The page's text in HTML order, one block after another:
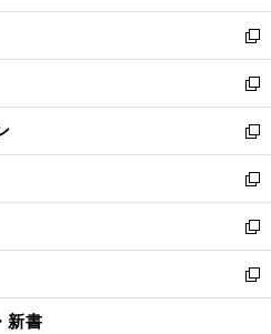
開
く
ウ
で
開
く
ン
ド
ウ
で
開
く
新
し
い
ウ
ィ
ン
ド
ウ
で
開
く
新
し
い
ウ
ィ
ン
ド
ウ
で
開
新
し
い
ウ
ィ
ン
ド
ウ
新
し
い
ウ
ィ
ン
新
し
い
ウ
新
し
新書